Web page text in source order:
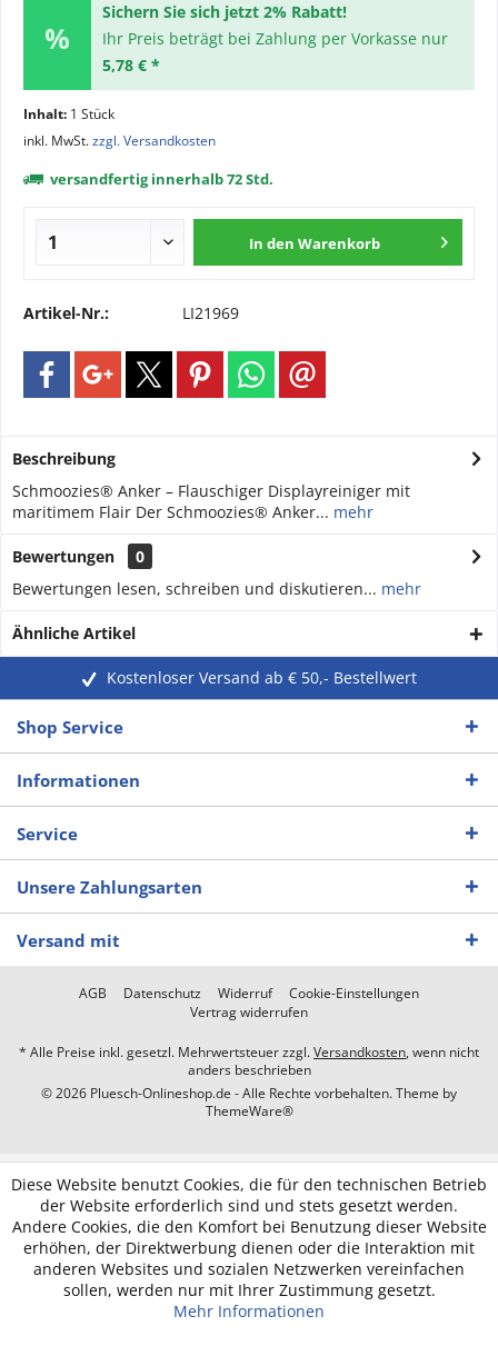
Sichern Sie sich jetzt 2% Rabatt!
Ihr Preis beträgt bei Zahlung per Vorkasse nur
5,78 € *
Inhalt: 1 Stück
inkl. MwSt.zzgl. Versandkosten
versandfertig innerhalb 72 Std.
In den Warenkorb
Artikel-Nr.: LI21969
Beschreibung
Schmoozies® Anker – Flauschiger Displayreiniger mit
maritimem Flair Der Schmoozies® Anker... mehr
Bewertungen
0
Bewertungen lesen, schreiben und diskutieren... mehr
Ähnliche Artikel
Kostenloser Versand ab € 50,- Bestellwert
Shop Service
Informationen
Service
Unsere Zahlungsarten
Versand mit
AGB Datenschutz Widerruf
Cookie-Einstellungen
Vertrag widerrufen
* Alle Preise inkl. gesetzl. Mehrwertsteuer zzgl.Versandkosten, wenn nicht
anders beschrieben
© 2026 Pluesch-Onlineshop.de - Alle Rechte vorbehalten. Theme by
ThemeWare®
Diese Website benutzt Cookies, die für den technischen Betrieb
der Website erforderlich sind und stets gesetzt werden.
Andere Cookies, die den Komfort bei Benutzung dieser Website
erhöhen, der Direktwerbung dienen oder die Interaktion mit
anderen Websites und sozialen Netzwerken vereinfachen
sollen, werden nur mit Ihrer Zustimmung gesetzt.
Mehr Informationen